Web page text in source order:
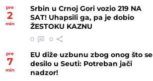
pre
2
min
Srbin u Crnoj Gori vozio 219 NA
SAT! Uhapsili ga, pa je dobio
ŽESTOKU KAZNU
0 0
pre
7
min
EU diže uzbunu zbog onog što se
desilo u Seuti: Potreban jači
nadzor!